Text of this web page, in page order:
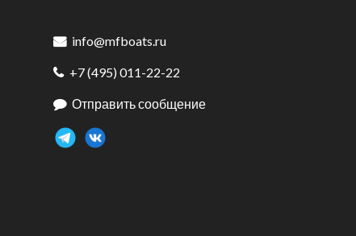
info@mfboats.ru
+7 (495) 011-22-22
Отправить сообщение